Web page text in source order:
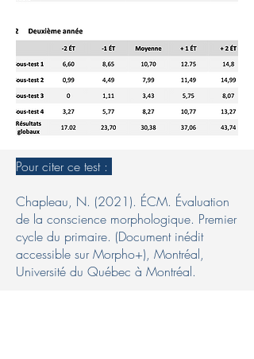
Pour citer ce test :
Chapleau, N. (2021). ÉCM. Évaluation
de la conscience morphologique. Premier
cycle du primaire. (Document inédit
accessible sur Morpho+), Montréal,
Université du Québec à Montréal.